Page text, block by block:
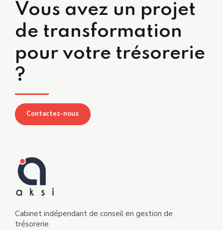
Vous avez un projet
de transformation
pour votre trésorerie
?
Contactez-nous
Cabinet indépendant de conseil en gestion de
trésorerie